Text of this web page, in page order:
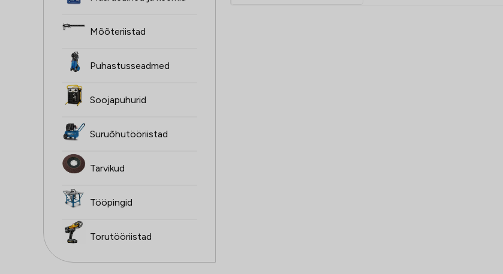
Mõõteriistad
Puhastusseadmed
Soojapuhurid
Suruõhutööriistad
Tarvikud
Tööpingid
Torutööriistad